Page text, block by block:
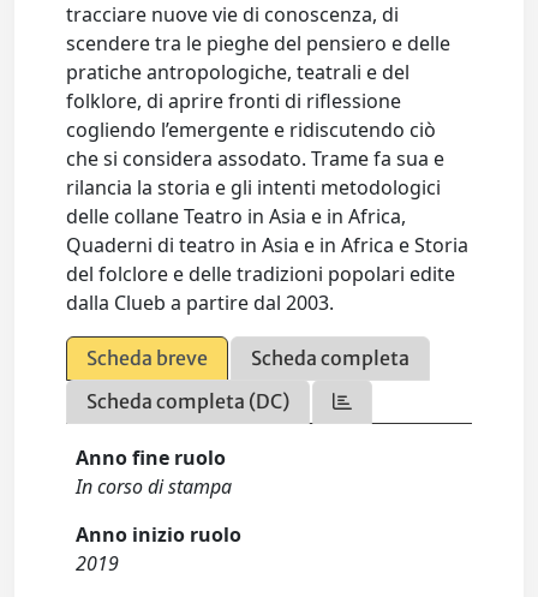
tracciare nuove vie di conoscenza, di
scendere tra le pieghe del pensiero e delle
pratiche antropologiche, teatrali e del
folklore, di aprire fronti di riflessione
cogliendo l’emergente e ridiscutendo ciò
che si considera assodato. Trame fa sua e
rilancia la storia e gli intenti metodologici
delle collane Teatro in Asia e in Africa,
Quaderni di teatro in Asia e in Africa e Storia
del folclore e delle tradizioni popolari edite
dalla Clueb a partire dal 2003.
Scheda breve
Scheda completa
Scheda completa (DC)
Anno fine ruolo
In corso di stampa
Anno inizio ruolo
2019